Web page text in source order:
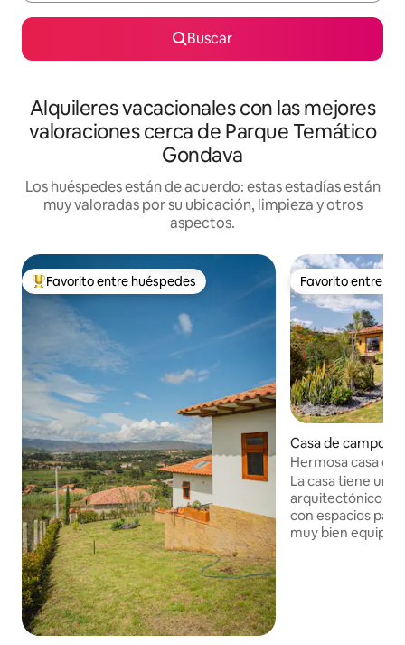
Buscar
Alquileres vacacionales con las mejores
valoraciones cerca de Parque Temático
Gondava
Los huéspedes están de acuerdo: estas estadías están
muy valoradas por su ubicación, limpieza y otros
aspectos.
Favorito entre huéspedes preferido
Favorito entre huéspedes Favorito entre
Favorito entre
Casa de campo
eyva
Hermosa casa
Luz 2
La casa tiene un
arquitectónico,
con espacios
muy bien